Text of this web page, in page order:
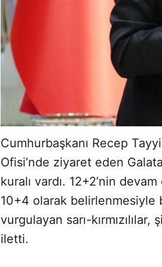
Cumhurbaşkanı Recep
Ofisi’nde ziyaret eden
kuralı vardı. 12+2’nin
10+4 olarak belirlenmesiyle
vurgulayan sarı-
iletti.